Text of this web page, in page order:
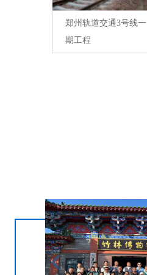
郑州轨道交通3号线一
期工程